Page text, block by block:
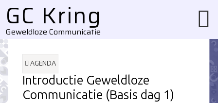
GC Kring
Geweldloze Communicatie
AGENDA
Introductie Geweldloze
Communicatie (Basis dag 1)
Username
Website
url